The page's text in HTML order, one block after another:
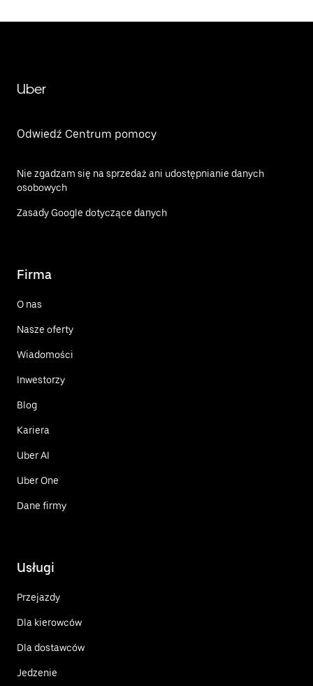
Uber
Odwiedź Centrum pomocy
Nie zgadzam się na sprzedaż ani udostępnianie danych
osobowych
Zasady Google dotyczące danych
Firma
O nas
Nasze oferty
Wiadomości
Inwestorzy
Blog
Kariera
Uber AI
Uber One
Dane firmy
Usługi
Przejazdy
Dla kierowców
Dla dostawców
Jedzenie